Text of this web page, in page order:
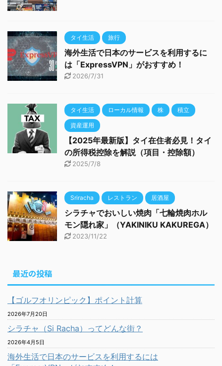
タイ生活 旅行
海外生活で日本のサービスを利用するに
は「ExpressVPN」がおすすめ！
2026/7/31
タイ生活 ローカル情報 株 積立
資産運用
【2025年最新版】タイ在住者必見！タイ
の所得税控除を解説（項目・控除額）
2025/7/8
Sriracha レストラン 居酒屋
シラチャでおいしい焼肉「七輪焼肉ホル
モン隠れ家」（YAKINIKU KAKUREGA）
2023/11/22
最近の投稿
【ゴルフオリンピック】ポイント計算
2026年7月20日
シラチャ（Si Racha）ってどんな街？
2026年4月5日
海外生活で日本のサービスを利用するには